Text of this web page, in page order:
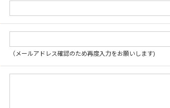
（メールアドレス確認のため再度入力をお願いします)